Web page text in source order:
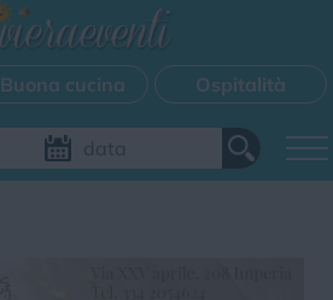
Buona cucina Ospitalità